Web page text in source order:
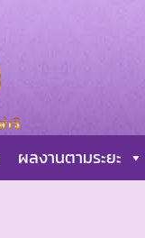
ผลงานตามระยะ